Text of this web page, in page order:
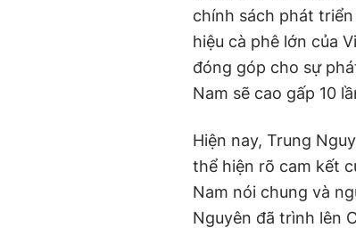
chính sách phát
hiệu cà phê lớn của
đóng góp cho sự
Nam sẽ cao gấp 10
Hiện nay, Trung
thể hiện rõ cam kết
Nam nói chung và
Nguyên đã trình lên